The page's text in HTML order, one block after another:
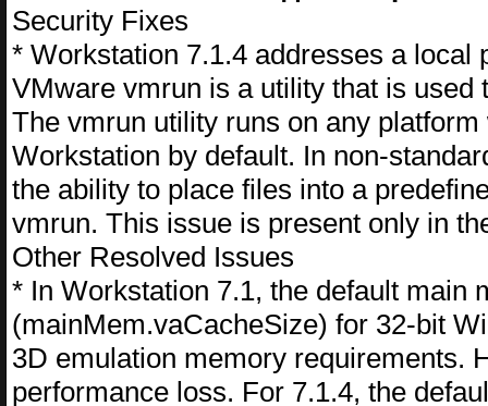
Security Fixes
* Workstation 7.1.4 addresses a
VMware vmrun is a utility that is
The vmrun utility runs on any
Workstation by default. In non-
the ability to place files into a
vmrun. This issue is present only in
Other Resolved Issues
* In Workstation 7.1, the default main
(mainMem.vaCacheSize) for 32-bit
3D emulation memory requirements.
performance loss. For 7.1.4, the